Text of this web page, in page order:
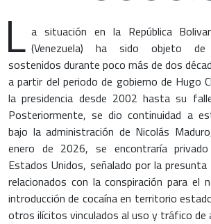
L a situación en la República
(Venezuela) ha sido objeto de
sostenidos durante poco más de dos
a partir del periodo de gobierno de Hugo
la presidencia desde 2002 hasta su
Posteriormente, se dio continuidad a
bajo la administración de Nicolás
enero de 2026, se encontraría
Estados Unidos, señalado por la
relacionados con la conspiración para el
introducción de cocaína en territorio
otros ilícitos vinculados al uso y tráfico de